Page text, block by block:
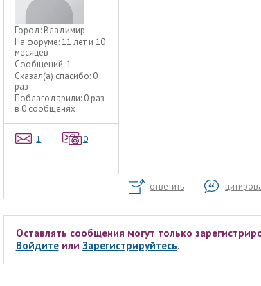
Город: Владимир
На форуме:11 лет и 10
месяцев
Сообщений:1
Сказал(а) спасибо: 0
раз
Поблагодарили: 0 раз
в 0 сообщенях
1 0
ответить
Оставлять сообщения могут только
Войдитеили Зарегистрируйтесь.